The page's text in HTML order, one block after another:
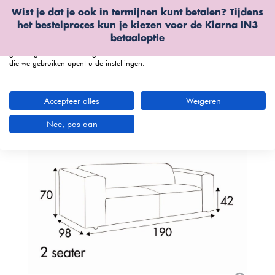
Wist je dat je ook in termijnen kunt betalen? Tijdens
het bestelproces kun je kiezen voor de Klarna IN3
betaaloptie
Wij gebruiken cookies
We kunnen deze plaatsen voor analyse van onze bezoekersgegevens, om
onze website te verbeteren, gepersonaliseerde inhoud te tonen en om u een
die we gebruiken opent u de instellingen.
Accepteer alles Weigeren
Nee, pas aan